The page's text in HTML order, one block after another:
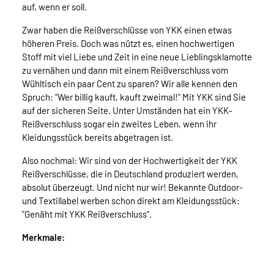
auf, wenn er soll.
Zwar haben die Reißverschlüsse von YKK einen etwas
höheren Preis. Doch was nützt es, einen hochwertigen
Stoff mit viel Liebe und Zeit in eine neue Lieblingsklamotte
zu vernähen und dann mit einem Reißverschluss vom
Wühltisch ein paar Cent zu sparen? Wir alle kennen den
Spruch: "Wer billig kauft, kauft zweimal!" Mit YKK sind Sie
auf der sicheren Seite. Unter Umständen hat ein YKK-
Reißverschluss sogar ein zweites Leben, wenn ihr
Kleidungsstück bereits abgetragen ist.
Also nochmal: Wir sind von der Hochwertigkeit der YKK
Reißverschlüsse, die in Deutschland produziert werden,
absolut überzeugt. Und nicht nur wir! Bekannte Outdoor-
und Textillabel werben schon direkt am Kleidungsstück:
"Genäht mit YKK Reißverschluss".
Merkmale: